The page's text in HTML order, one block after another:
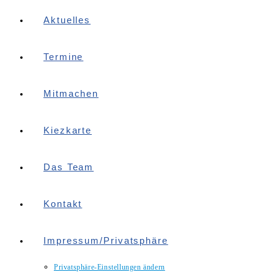
Aktuelles
Termine
Mitmachen
Kiezkarte
Das Team
Kontakt
Impressum/Privatsphäre
Privatsphäre-Einstellungen ändern